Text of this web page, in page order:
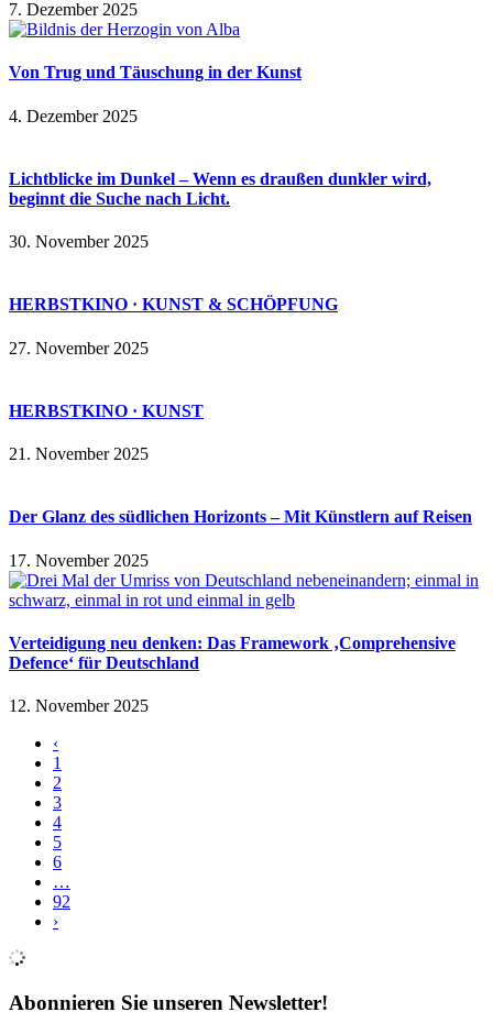
7. Dezember 2025
Von Trug und Täuschung in der Kunst
4. Dezember 2025
Lichtblicke im Dunkel – Wenn es draußen dunkler wird,
beginnt die Suche nach Licht.
30. November 2025
HERBSTKINO · KUNST & SCHÖPFUNG
27. November 2025
HERBSTKINO · KUNST
21. November 2025
Der Glanz des südlichen Horizonts – Mit Künstlern auf Reisen
17. November 2025
Verteidigung neu denken: Das Framework ‚Comprehensive
Defence‘ für Deutschland
12. November 2025
‹
1
2
3
4
5
6
…
92
›
Abonnieren Sie unseren Newsletter!